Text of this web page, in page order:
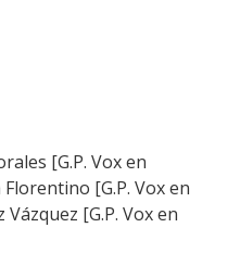
[G.P. Vox en
[G.P. Vox en
[G.P. Vox en